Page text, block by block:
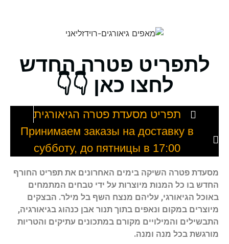
לתפריט פטרה החדש
לחצו כאן 👇👇
תפריט מסעדת פטרה הגיאורגית
Принимаем заказы на доставку в
субботу, до пятницы в 17:00
מסעדת פטרה השיקה בימים האחרונים את תפריט החורף
החדש בו כל המנות מיוצרות על ידי טבחים המתמחים
באוכל הגיאורגי, עליהם מנצח השף בל מילר. הבצקים
מיוצרים במקום ונאפים בתוך תנור אבן כנהוג בגיאורגיה,
התבשילים והמילויים מקורם במתכונים עתיקים והטריות
מורגשת בכל מנה ומנה.